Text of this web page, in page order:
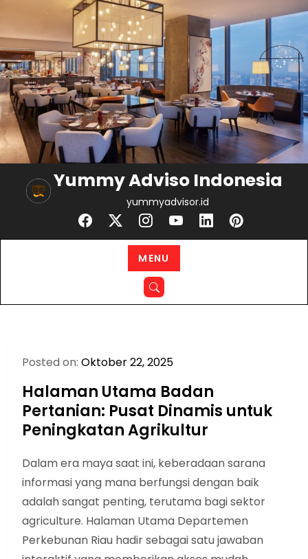
content
Yummy Adviso Indonesia
yummyadvisor.id
MENU
Posted on: Oktober 22, 2025
Halaman Utama Badan
Pertanian: Pusat Dinamis untuk
Peningkatan Agrikultur
Dalam era maya saat ini, keberadaan sarana
informasi yang mana berfungsi dengan baik
adalah sangat penting, terutama bagi sektor
agriculture. Halaman Utama Departemen
Perkebunan Riau hadir sebagai satu jawaban